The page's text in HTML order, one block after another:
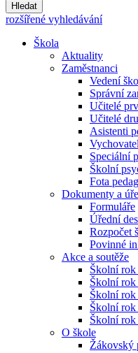
Hledat
rozšířené vyhledávání
Škola
Aktuality
Zaměstnanci
Vedení
Správní
Učitelé
Učitelé
Asistenti
Speciální
Školní
Fota
Dokumenty a
Formuláře
Úřední
Rozpočet
Povinné
Akce a soutěže
Školní rok
Školní
Školní
Školní
Školní
O škole
Žákovský